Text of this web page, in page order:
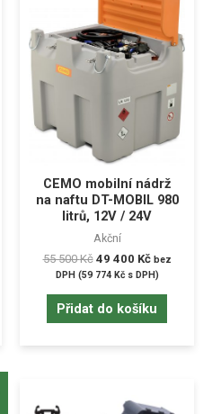
CEMO mobilní nádrž
na naftu DT-MOBIL 980
litrů, 12V / 24V
Akční
55 500Kč 49 400 Kč bez
DPH (59 774 Kčs DPH)
Přidat do košíku